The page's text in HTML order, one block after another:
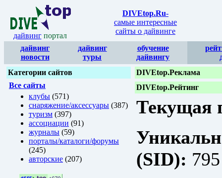
дайвинг портал
DIVEtop.Ru-
самые интересные
сайты о дайвинге
дайвинг
новости
дайвинг
туры
обучение
дайвингу
Категории сайтов
Все сайты
клубы (571)
снаряжение/аксессуары (387)
туризм (397)
ассоциации (91)
журналы (59)
порталы/каталоги/форумы
(245)
авторские (207)
DIVEtop.Реклама
DIVEtop.Рейтинг
Текущая
(SID): 795